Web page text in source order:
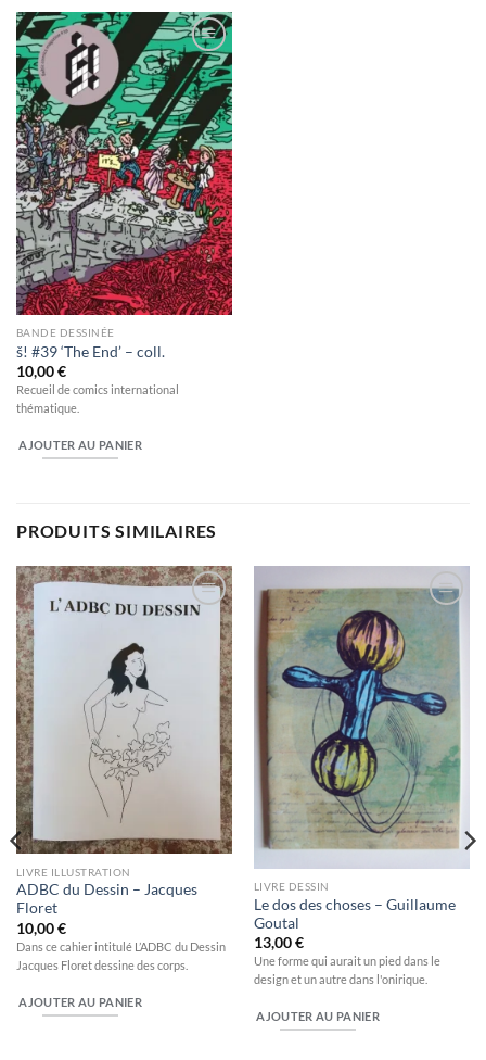
Ajouter
à la
wishlist
BANDE DESSINÉE
š! #39 ‘The End’ – coll.
10,00€
Recueil de comics international
thématique.
AJOUTER AU PANIER
PRODUITS SIMILAIRES
Ajouter
wishlist
LIVRE ILLUSTRATION
ADBC du Dessin – Jacques
Floret
10,00€
Dans ce cahier intitulé L’ADBC du Dessin
Jacques Floret dessine des corps.
AJOUTER AU PANIER
LIVRE DESSIN
Le dos des choses – Guillaume
Goutal
13,00€
Une forme qui aurait un pied dans le
design et un autre dans l'onirique.
AJOUTER AU PANIER